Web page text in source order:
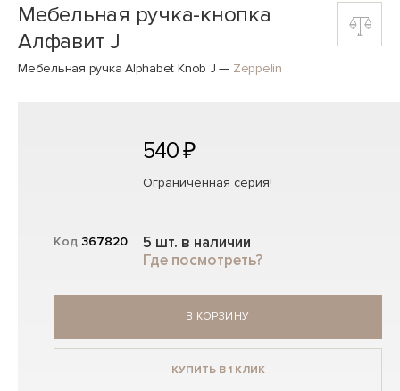
Мебельная ручка-кнопка
Алфавит J
Мебельная ручка Alphabet Knob J — Zeppelin
Код 367820
540 ₽
Ограниченная серия!
5 шт. в наличии
Где посмотреть?
В КОРЗИНУ
КУПИТЬ В 1 КЛИК